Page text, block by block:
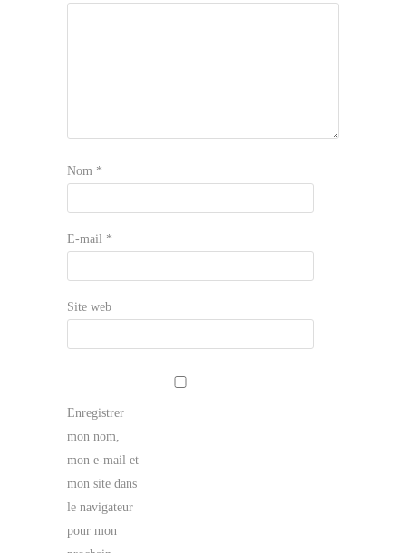
Nom *
E-mail *
Site web
Enregistrer
mon nom,
mon e-mail et
mon site dans
le navigateur
pour mon